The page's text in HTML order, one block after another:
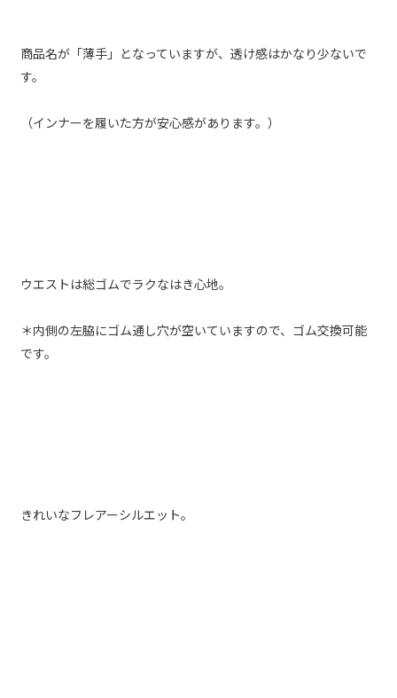
商品名が「薄手」となっていますが、透け感はかなり少ないで
す。
（インナーを履いた方が安心感があります。）
ウエストは総ゴムでラクなはき心地。
＊内側の左脇にゴム通し穴が空いていますので、ゴム交換可能
です。
きれいなフレアーシルエット。